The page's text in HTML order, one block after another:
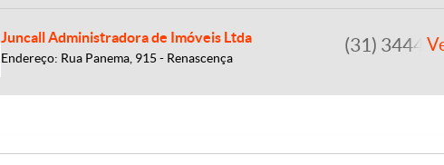
Juncall Administradora de Imóveis Ltda
Endereço: Rua Panema, 915 - Renascença
(31) 3444-